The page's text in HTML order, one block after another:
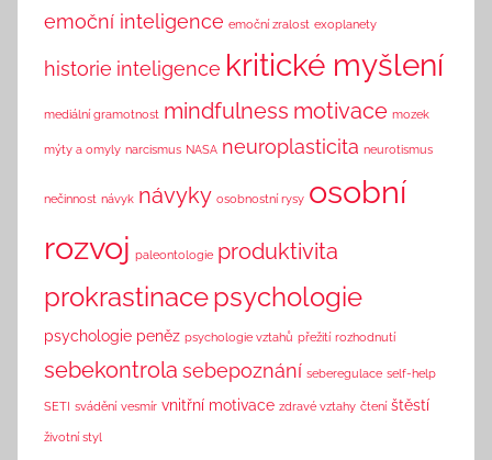
k
emoční inteligence emoční zralost exoplanety
historie inteligence kritické myšlení
mediální gramotnost mindfulness motivace mozek
mýty a omyly narcismus NASA neuroplasticita neurotismus
nečinnost návyk návyky osobnostní rysy osobní
rozvoj paleontologie produktivita
prokrastinacepsychologie
psychologie peněz psychologie vztahů přežití rozhodnutí
sebekontrola sebepoznání seberegulace self-help
SETI svádění vesmír vnitřní motivace zdravé vztahy čtení štěstí
životní styl